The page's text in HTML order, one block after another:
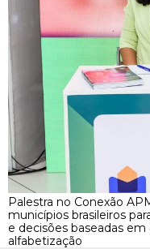
Palestra no Conexão
municípios brasileiros
e decisões baseadas
alfabetização